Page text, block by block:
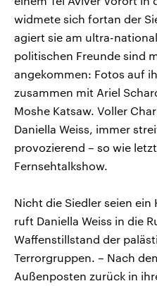
widmete sich fortan der
agiert sie am ultra-
politischen Freunde sind
angekommen: Fotos auf
zusammen mit Ariel
Moshe Katsaw. Voller
Daniella Weiss, immer
provozierend – so wie
Fernsehtalkshow.
Nicht die Siedler seien
ruft Daniella Weiss in die
Waffenstillstand der
Terrorgruppen. – Nach
Außenposten zurück in